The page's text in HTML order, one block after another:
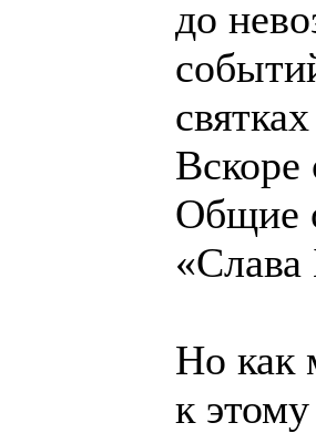
до
Вскоре
Общие
«Слава
Но как
к